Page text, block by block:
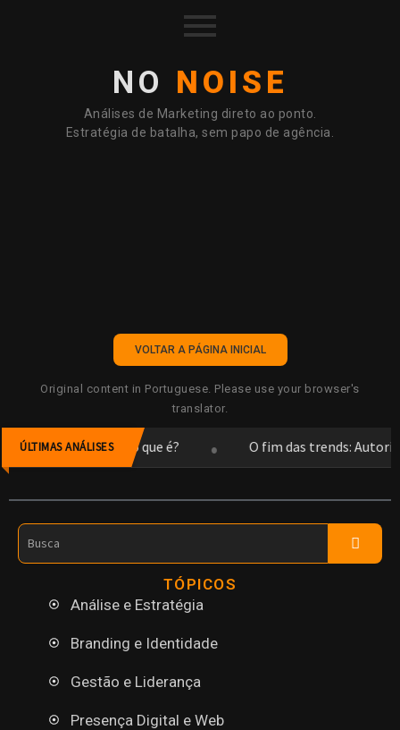
NO NOISE
Análises de Marketing direto ao ponto.
Estratégia de batalha, sem papo de agência.
VOLTAR A PÁGINA INICIAL
Original content in Portuguese. Please use your browser's
translator.
ÚLTIMAS ANÁLISES
Você sabe o que é? • O fim das trends: Autoridade
TÓPICOS
Análise e Estratégia
Branding e Identidade
Gestão e Liderança
Presença Digital e Web